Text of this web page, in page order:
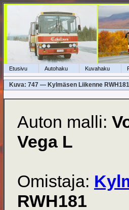
Etusivu Autohaku Kuvahaku
Kuva: 747 — Kylmäsen Liikenne RWH181
Auton malli:
Vega L
Omistaja:
RWH181